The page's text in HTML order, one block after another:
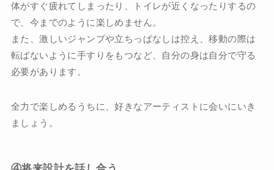
体がすぐ疲れてしまったり、トイレが近くなったりするの
で、今までのように楽しめません。
また、激しいジャンプや立ちっぱなしは控え、移動の際は
転ばないように手すりをもつなど、自分の身は自分で守る
必要があります。
全力で楽しめるうちに、好きなアーティストに会いにいき
ましょう。